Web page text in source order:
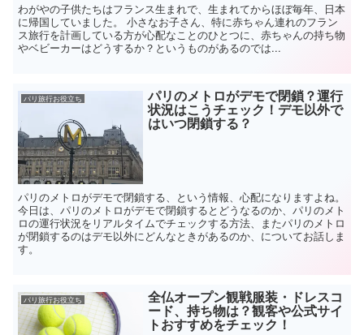
わがやの子供たちはフランス生まれで、生まれてからほぼ毎年、日本
に帰国していました。 小さなお子さん、特に赤ちゃん連れのフラン
ス旅行を計画している方が心配なことのひとつに、赤ちゃんの持ち物
やベビーカーはどうするか？というものがあるのでは...
パリ旅行お役立ち パリのメトロがデモで閉鎖？運行
状況はこうチェック！デモ以外で
はいつ閉鎖する？
パリのメトロがデモで閉鎖する、という情報、心配になりますよね。
今日は、パリのメトロがデモで閉鎖するとどうなるのか、パリのメト
ロの運行状況をリアルタイムでチェックする方法、またパリのメトロ
が閉鎖するのはデモ以外にどんなときがあるのか、についてお話しま
す。
パリ旅行お役立ち 全仏オープン観戦服装・ドレスコ
ード、持ち物は？観客や公式サイ
トおすすめをチェック！